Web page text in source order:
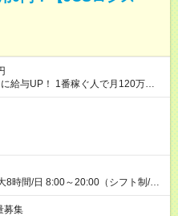
給与UP！ 1番稼ぐ人で月120万ほ
50万
建築関係 1日150個配達×25日勤務
8時間/日 8:00～20:00（シフト制/実
次第では週4も有り） ※配達状況に
有り ※案件により多少の前後あり
募集